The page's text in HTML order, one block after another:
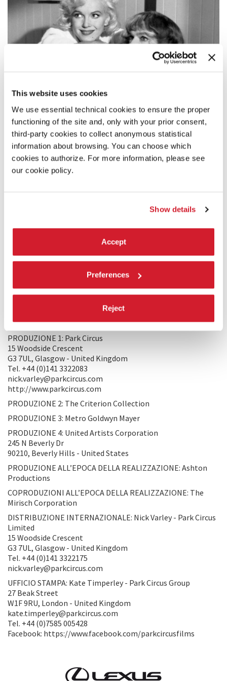
This website uses cookies
We use essential technical cookies to ensure the proper
functioning of the site and, only with your prior consent,
third-party cookies to collect anonymous statistical
information about browsing. You can choose which
cookies to authorize. For more information, please see
our cookie policy.
Show details
Accept
Preferences
Reject
SINOSSI
Due musicisti jazz di terz’ordine si ritrovano senza lavoro
dopo che la polizia ha fatto irruzione nel locale illegale in cui
si esibivano. Nella fuga assistono a una sparatoria tra bande
rivali di gangster e vengono scoperti. Senza soldi e senza un
posto dove nascondersi, una tournée con Sweet Sue e la sua
di sole donne mentre Joe e Jerry non lo sono... ancora.
Armati di parrucche instabili e di un traballante falsetto, Joe
debole per i sassofonisti un po’ scapestrati. Ma la loro
fortuna è di breve durata: le cose infatti cominciano ad
andare male quando la coppia attrae l’attenzione di un
milionario libidinoso e di qualche faccia troppo familiare che
dei più pericolosi criminali del paese.
PRODUZIONE/DISTRIBUZIONE
PRODUZIONE 1: Park Circus
15 Woodside Crescent
G3 7UL, Glasgow - United Kingdom
Tel. +44 (0)141 3322083
nick.varley@parkcircus.com
http://www.parkcircus.com
PRODUZIONE 2: The Criterion Collection
PRODUZIONE 3: Metro Goldwyn Mayer
PRODUZIONE 4: United Artists Corporation
245 N Beverly Dr
90210, Beverly Hills - United States
PRODUZIONE ALL’EPOCA DELLA REALIZZAZIONE: Ashton
Productions
COPRODUZIONI ALL’EPOCA DELLA REALIZZAZIONE: The
Mirisch Corporation
DISTRIBUZIONE INTERNAZIONALE: Nick Varley - Park Circus
Limited
15 Woodside Crescent
G3 7UL, Glasgow - United Kingdom
Tel. +44 (0)141 3322175
nick.varley@parkcircus.com
UFFICIO STAMPA: Kate Timperley - Park Circus Group
27 Beak Street
W1F 9RU, London - United Kingdom
kate.timperley@parkcircus.com
Tel. +44 (0)7585 005428
Facebook: https://www.facebook.com/parkcircusfilms